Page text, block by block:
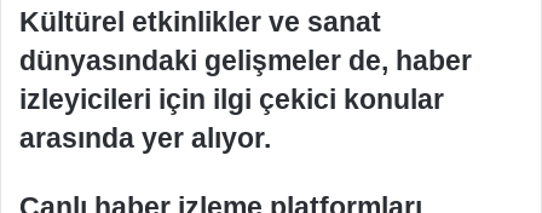
Kültürel etkinlikler ve sanat
dünyasındaki gelişmeler de, haber
izleyicileri için ilgi çekici konular
arasında yer alıyor.